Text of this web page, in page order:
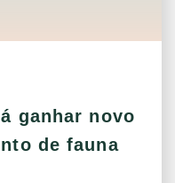
ganhar novo
de fauna